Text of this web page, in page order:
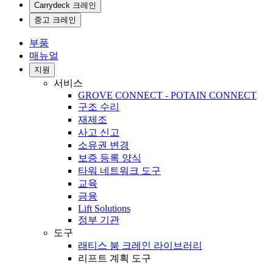
Carrydeck 크레인
중고 크레인
부품
매뉴얼
지원
서비스
GROVE CONNECT - POTAIN CONNECT
구조 수리
재제조
사고 신고
소유권 변경
보증 등록 양식
타워 네트워크 도구
교육
금융
Lift Solutions
정부 기관
도구
래티스 붐 크레인 라이브러리
리프트 계획 도구